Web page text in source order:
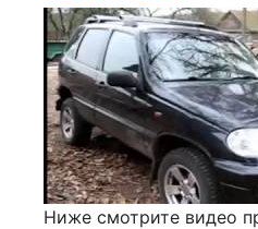
Ниже смотрите видео